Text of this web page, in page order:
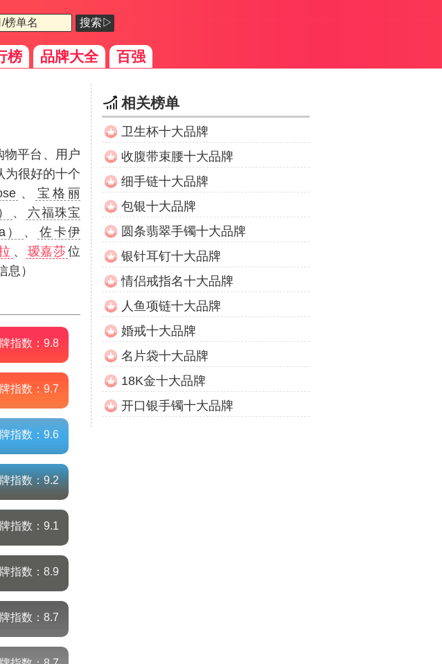
搜索▷
榜 品牌大全 百强
物平台、用户
为很好的十个
、
宝格丽
、
六福珠宝
、
佐卡伊
、 瑷嘉莎位
）
指数： 9.8
指数： 9.7
指数： 9.6
指数：9.2
指数： 9.1
指数： 8.9
指数： 8.7
相关榜单
卫生杯十大品牌
收腹带束腰十大品牌
细手链十大品牌
包银十大品牌
圆条翡翠手镯十大品牌
银针耳钉十大品牌
情侣戒指名十大品牌
人鱼项链十大品牌
婚戒十大品牌
名片袋十大品牌
18K金十大品牌
开口银手镯十大品牌